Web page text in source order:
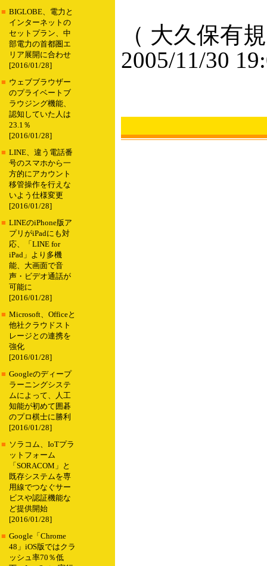
■ BIGLOBE、電力と
インターネットの
セットプラン、中
部電力の首都圏エ
リア展開に合わせ
[2016/01/28]
■ ウェブブラウザー
のプライベートブ
ラウジング機能、
認知していた人は
23.1％
[2016/01/28]
■ LINE、違う電話番
号のスマホから一
方的にアカウント
移管操作を行えな
いよう仕様変更
[2016/01/28]
■ LINEのiPhone版ア
プリがiPadにも対
応、「LINE for
iPad」より多機
能、大画面で音
声・ビデオ通話が
可能に
[2016/01/28]
■ Microsoft、Officeと
他社クラウドスト
レージとの連携を
強化
[2016/01/28]
■ Googleのディープ
ラーニングシステ
ムによって、人工
知能が初めて囲碁
のプロ棋士に勝利
[2016/01/28]
■ ソラコム、IoTプラ
ットフォーム
「SORACOM」と
既存システムを専
用線でつなぐサー
ビスや認証機能な
ど提供開始
[2016/01/28]
■ Google「Chrome
48」iOS版ではクラ
ッシュ率70％低
（ 大久保有
2005/11/30